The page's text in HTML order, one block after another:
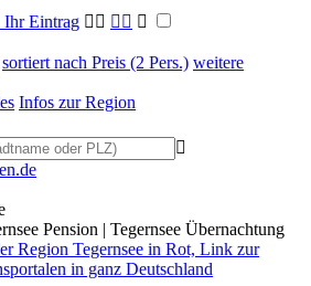
Ihr Eintrag   
sortiert nach Preis (2 Pers.) weitere
Infos zur Region

Pension | Tegernsee Übernachtung